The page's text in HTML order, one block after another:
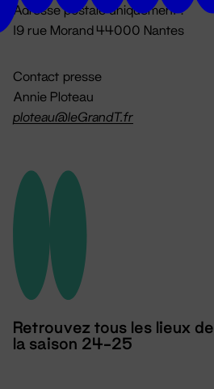
Adresse postale uniquement :
19 rue Morand 44000 Nantes
Contact presse
Annie Ploteau
ploteau@leGrandT.fr
Retrouvez tous les lieux de
la saison 24-25